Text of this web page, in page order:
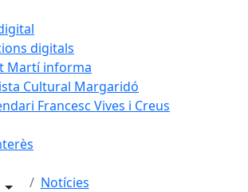
digitals
Martí informa
Cultural Margaridó
Francesc Vives i Creus
Notícies